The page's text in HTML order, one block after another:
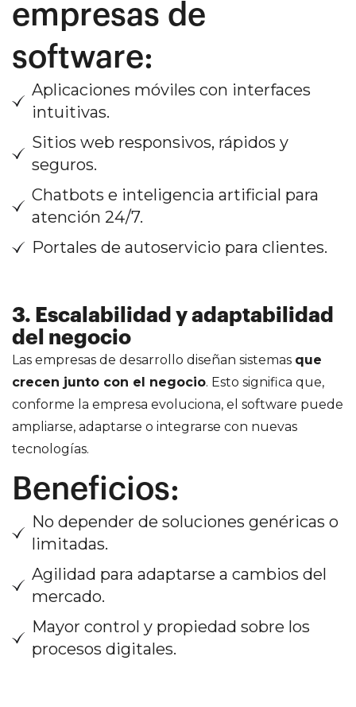
empresas de
software:
Aplicaciones móviles con interfaces
intuitivas.
Sitios web responsivos, rápidos y
seguros.
Chatbots e inteligencia artificial para
atención 24/7.
Portales de autoservicio para clientes.
3. Escalabilidad y adaptabilidad
del negocio
Las empresas de desarrollo diseñan sistemas que
crecen junto con el negocio. Esto significa que,
conforme la empresa evoluciona, el software puede
ampliarse, adaptarse o integrarse con nuevas
tecnologías.
Beneficios:
No depender de soluciones genéricas o
limitadas.
Agilidad para adaptarse a cambios del
mercado.
Mayor control y propiedad sobre los
procesos digitales.